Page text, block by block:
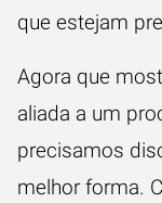
que estejam
Agora que
aliada a um
precisamos
melhor forma.